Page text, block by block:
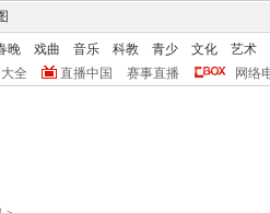
晚 戏曲 音乐 科教 青少 文化
艺术
全 直播中国 赛事直播 网络